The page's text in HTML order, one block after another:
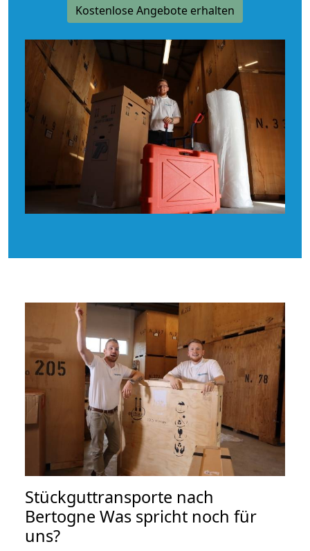
Kostenlose Angebote erhalten
Stückguttransporte nach
Bertogne Was spricht noch für
uns?